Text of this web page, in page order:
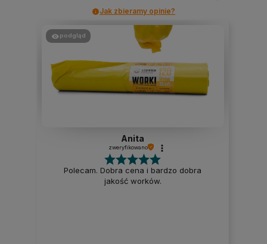
Jak zbieramy opinie?
podgląd
Anita
zweryfikowano
Polecam. Dobra cena i bardzo dobra
jakość worków.